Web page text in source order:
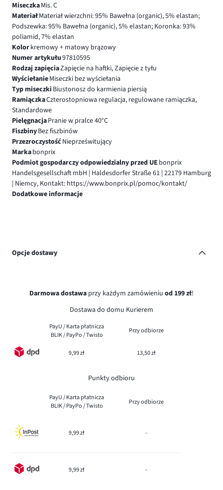
MiseczkaMis. C
MateriałMateriał wierzchni: 95% Bawełna (organic), 5% elastan;
Podszewka: 95% Bawełna (organic), 5% elastan; Koronka: 93%
poliamid, 7% elastan
Kolorkremowy + matowy brązowy
Numer artykułu97810595
Rodzaj zapięciaZapięcie na haftki, Zapięcie z tyłu
WyściełanieMiseczki bez wyściełania
Typ miseczki Biustonosz do karmienia piersią
RamiączkaCzterostopniowa regulacja, regulowane ramiączka,
Standardowe
PielęgnacjaPranie w pralce 40°C
FiszbinyBez fiszbinów
PrzezroczystośćNieprześwitujący
Markabonprix
Podmiot gospodarczy odpowiedzialny przed UE bonprix
Handelsgesellschaft mbH | Haldesdorfer Straße 61 | 22179 Hamburg
| Niemcy, Kontakt: https://www.bonprix.pl/pomoc/kontakt/
Dodatkowe informacje
Opcje dostawy
Darmowa dostawa przy każdym zamówieniu od 199 zł!
Dostawa do domu Kurierem
PayU / Karta płatnicza
BLIK / PayPo / Twisto
Przy odbiorze
9,99 zł 13,50 zł
Punkty odbioru
PayU / Karta płatnicza
BLIK / PayPo / Twisto
Przy odbiorze
9,99 zł -
9,99 zł -